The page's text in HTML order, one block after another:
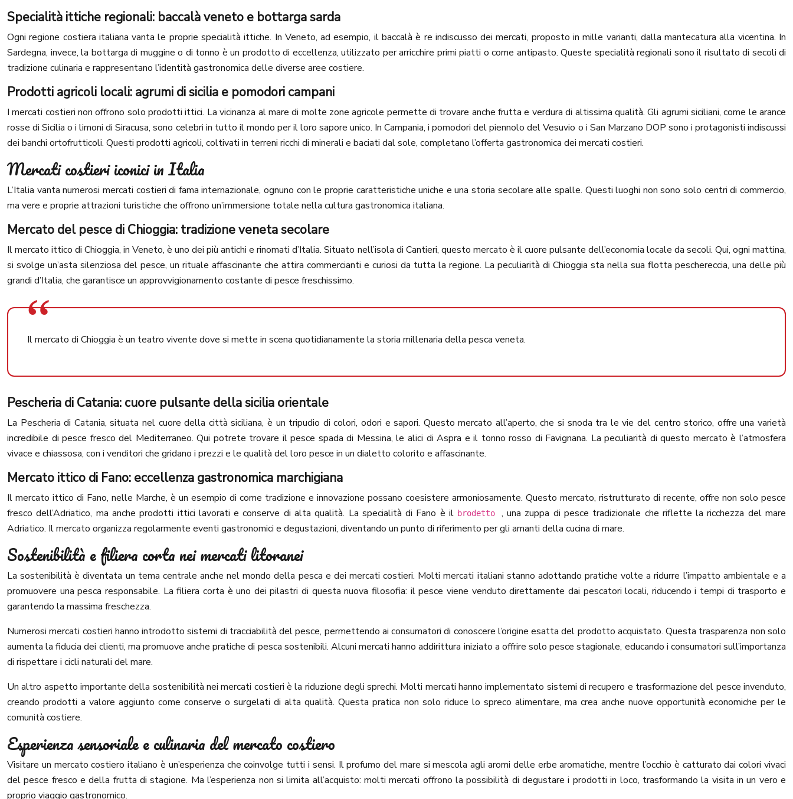
Specialità ittiche regionali: baccalà veneto e bottarga sarda
Ogni regione costiera italiana vanta le proprie specialità ittiche. In Veneto, ad esempio, il baccalà è re indiscusso dei mercati, proposto in mille varianti, dalla mantecatura alla vicentina. In
Sardegna, invece, la bottarga di muggine o di tonno è un prodotto di eccellenza, utilizzato per arricchire primi piatti o come antipasto. Queste specialità regionali sono il risultato di secoli di
tradizione culinaria e rappresentano l’identità gastronomica delle diverse aree costiere.
Prodotti agricoli locali: agrumi di sicilia e pomodori campani
I mercati costieri non offrono solo prodotti ittici. La vicinanza al mare di molte zone agricole permette di trovare anche frutta e verdura di altissima qualità. Gli agrumi siciliani, come le arance
rosse di Sicilia o i limoni di Siracusa, sono celebri in tutto il mondo per il loro sapore unico. In Campania, i pomodori del piennolo del Vesuvio o i San Marzano DOP sono i protagonisti indiscussi
dei banchi ortofrutticoli. Questi prodotti agricoli, coltivati in terreni ricchi di minerali e baciati dal sole, completano l’offerta gastronomica dei mercati costieri.
Mercati costieri iconici in Italia
L’Italia vanta numerosi mercati costieri di fama internazionale, ognuno con le proprie caratteristiche uniche e una storia secolare alle spalle. Questi luoghi non sono solo centri di commercio,
ma vere e proprie attrazioni turistiche che offrono un’immersione totale nella cultura gastronomica italiana.
Mercato del pesce di Chioggia: tradizione veneta secolare
Il mercato ittico di Chioggia, in Veneto, è uno dei più antichi e rinomati d’Italia. Situato nell’isola di Cantieri, questo mercato è il cuore pulsante dell’economia locale da secoli. Qui, ogni mattina,
si svolge un’asta silenziosa del pesce, un rituale affascinante che attira commercianti e curiosi da tutta la regione. La peculiarità di Chioggia sta nella sua flotta peschereccia, una delle più
grandi d’Italia, che garantisce un approvvigionamento costante di pesce freschissimo.
Il mercato di Chioggia è un teatro vivente dove si mette in scena quotidianamente la storia millenaria della pesca veneta.
Pescheria di Catania: cuore pulsante della sicilia orientale
La Pescheria di Catania, situata nel cuore della città siciliana, è un tripudio di colori, odori e sapori. Questo mercato all’aperto, che si snoda tra le vie del centro storico, offre una varietà
incredibile di pesce fresco del Mediterraneo. Qui potrete trovare il pesce spada di Messina, le alici di Aspra e il tonno rosso di Favignana. La peculiarità di questo mercato è l’atmosfera
vivace e chiassosa, con i venditori che gridano i prezzi e le qualità del loro pesce in un dialetto colorito e affascinante.
Mercato ittico di Fano: eccellenza gastronomica marchigiana
Il mercato ittico di Fano, nelle Marche, è un esempio di come tradizione e innovazione possano coesistere armoniosamente. Questo mercato, ristrutturato di recente, offre non solo pesce
fresco dell’Adriatico, ma anche prodotti ittici lavorati e conserve di alta qualità. La specialità di Fano è il brodetto , una zuppa di pesce tradizionale che riflette la ricchezza del mare
Adriatico. Il mercato organizza regolarmente eventi gastronomici e degustazioni, diventando un punto di riferimento per gli amanti della cucina di mare.
Sostenibilità e filiera corta nei mercati litoranei
La sostenibilità è diventata un tema centrale anche nel mondo della pesca e dei mercati costieri. Molti mercati italiani stanno adottando pratiche volte a ridurre l’impatto ambientale e a
promuovere una pesca responsabile. La filiera corta è uno dei pilastri di questa nuova filosofia: il pesce viene venduto direttamente dai pescatori locali, riducendo i tempi di trasporto e
garantendo la massima freschezza.
Numerosi mercati costieri hanno introdotto sistemi di tracciabilità del pesce, permettendo ai consumatori di conoscere l’origine esatta del prodotto acquistato. Questa trasparenza non solo
aumenta la fiducia dei clienti, ma promuove anche pratiche di pesca sostenibili. Alcuni mercati hanno addirittura iniziato a offrire solo pesce stagionale, educando i consumatori sull’importanza
di rispettare i cicli naturali del mare.
Un altro aspetto importante della sostenibilità nei mercati costieri è la riduzione degli sprechi. Molti mercati hanno implementato sistemi di recupero e trasformazione del pesce invenduto,
creando prodotti a valore aggiunto come conserve o surgelati di alta qualità. Questa pratica non solo riduce lo spreco alimentare, ma crea anche nuove opportunità economiche per le
comunità costiere.
Esperienza sensoriale e culinaria del mercato costiero
Visitare un mercato costiero italiano è un’esperienza che coinvolge tutti i sensi. Il profumo del mare si mescola agli aromi delle erbe aromatiche, mentre l’occhio è catturato dai colori vivaci
del pesce fresco e della frutta di stagione. Ma l’esperienza non si limita all’acquisto: molti mercati offrono la possibilità di degustare i prodotti in loco, trasformando la visita in un vero e
proprio viaggio gastronomico.